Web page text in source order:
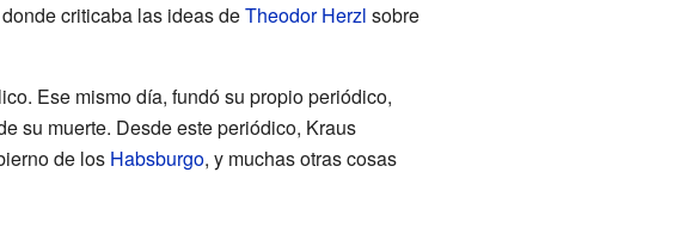
criticaba las ideas deTheodor Herzl sobre
Ese mismo día, fundó su propio periódico,
su muerte. Desde este periódico, Kraus
de los Habsburgo, y muchas otras cosas